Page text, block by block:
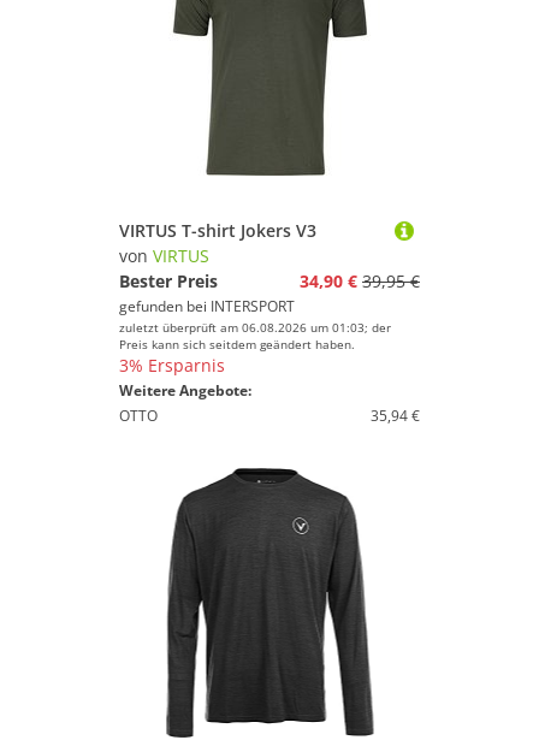
VIRTUS T-shirt Jokers V3
von VIRTUS
Bester Preis
34,90 € 39,95 €
gefunden bei INTERSPORT
zuletzt überprüft am 06.08.2026 um 01:03; der
Preis kann sich seitdem geändert haben.
3% Ersparnis
Weitere Angebote:
OTTO
35,94 €